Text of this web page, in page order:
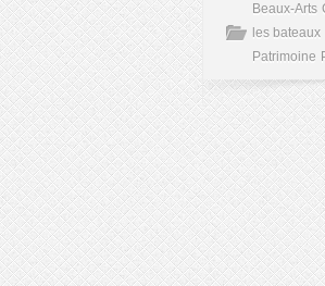
Beaux-Arts
les bateaux
Patrimoine